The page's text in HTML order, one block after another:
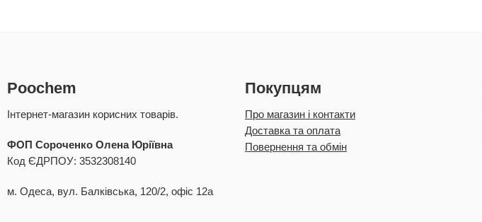
Poochem
Інтернет-магазин корисних товарів.
ФОП Сороченко Олена Юріївна
Код ЄДРПОУ: 3532308140
м. Одеса, вул. Балківська, 120/2, офіс 12а
Покупцям
Про магазин і контакти
Доставка та оплата
Повернення та обмін